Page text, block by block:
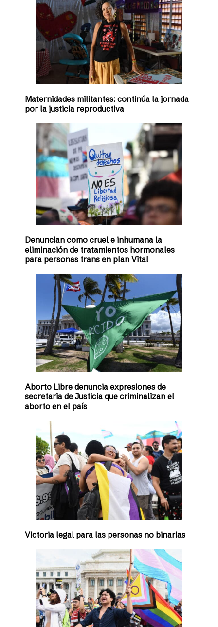
Maternidades militantes: continúa la jornada
por la justicia reproductiva
Denuncian como cruel e inhumana la
eliminación de tratamientos hormonales
para personas trans en plan Vital
Aborto Libre denuncia expresiones de
secretaria de Justicia que criminalizan el
aborto en el país
Victoria legal para las personas no binarias